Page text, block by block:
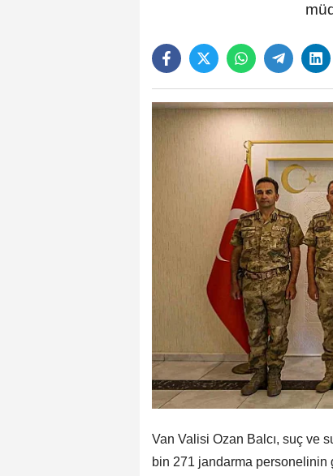
Van Valisi Ozan Balcı, suç ve
bin 271 jandarma personelinin